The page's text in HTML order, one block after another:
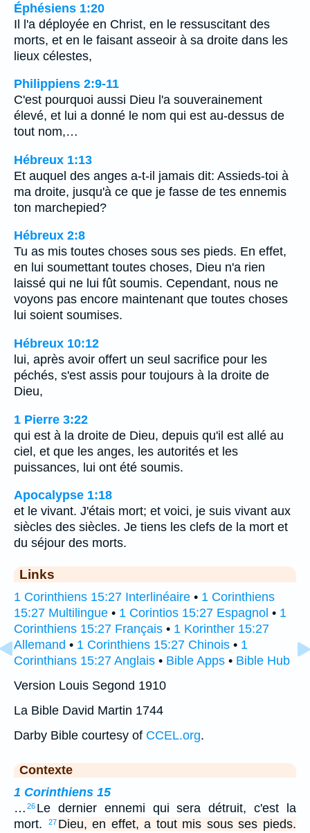
Éphésiens 1:20
Il l'a déployée en Christ, en le ressuscitant des
morts, et en le faisant asseoir à sa droite dans les
lieux célestes,
Philippiens 2:9-11
C'est pourquoi aussi Dieu l'a souverainement
élevé, et lui a donné le nom qui est au-dessus de
tout nom,…
Hébreux 1:13
Et auquel des anges a-t-il jamais dit: Assieds-toi à
ma droite, jusqu'à ce que je fasse de tes ennemis
ton marchepied?
Hébreux 2:8
Tu as mis toutes choses sous ses pieds. En effet,
en lui soumettant toutes choses, Dieu n'a rien
laissé qui ne lui fût soumis. Cependant, nous ne
voyons pas encore maintenant que toutes choses
lui soient soumises.
Hébreux 10:12
lui, après avoir offert un seul sacrifice pour les
péchés, s'est assis pour toujours à la droite de
Dieu,
1 Pierre 3:22
qui est à la droite de Dieu, depuis qu'il est allé au
ciel, et que les anges, les autorités et les
puissances, lui ont été soumis.
Apocalypse 1:18
et le vivant. J'étais mort; et voici, je suis vivant aux
siècles des siècles. Je tiens les clefs de la mort et
du séjour des morts.
Links
1 Corinthiens 15:27 Interlinéaire • 1 Corinthiens
15:27 Multilingue • 1 Corintios 15:27 Espagnol • 1
Corinthiens 15:27 Français • 1 Korinther 15:27
Allemand • 1 Corinthiens 15:27 Chinois • 1
Corinthians 15:27 Anglais • Bible Apps • Bible Hub
Version Louis Segond 1910
La Bible David Martin 1744
Darby Bible courtesy of CCEL.org.
Contexte
1 Corinthiens 15
… 26 Le dernier ennemi qui sera détruit, c'est la
mort.
27 Dieu, en effet, a tout mis sous ses pieds.